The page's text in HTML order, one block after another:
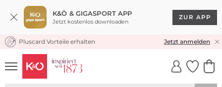
K&Ö & GIGASPORT APP
Jetzt kostenlos downloaden
ZUR APP
KOSTENLOSER VERSAND* & RÜCKVERSAND
Pluscard Vorteile erhalten Jetzt anmelden
UNSERE APP
CLICK &